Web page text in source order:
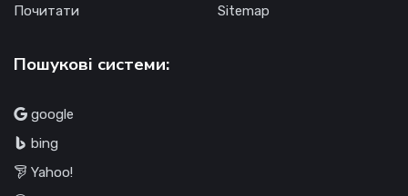
Почитати
Sitemap
Пошукові системи:
google
bing
Yahoo!